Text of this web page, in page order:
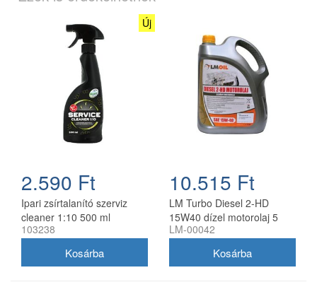
Új
2.590 Ft
Ipari zsírtalanító szerviz
cleaner 1:10 500 ml
szórófejjel
103238
10.515 Ft
LM Turbo Diesel 2-HD
15W40 dízel motorolaj 5
liter
LM-00042